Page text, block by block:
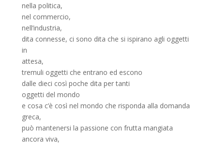
nella politica,
nel commercio,
nell’industria,
dita connesse, ci sono dita che si ispirano agli oggetti
in
attesa,
tremuli oggetti che entrano ed escono
dalle dieci così poche dita per tanti
oggetti del mondo
e cosa c’è così nel mondo che risponda alla domanda
greca,
può mantenersi la passione con frutta mangiata
ancora viva,